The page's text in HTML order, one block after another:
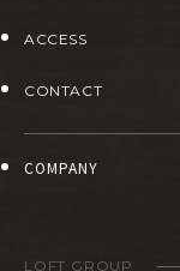
ACCESS
CONTACT
COMPANY
LOFT GROUP